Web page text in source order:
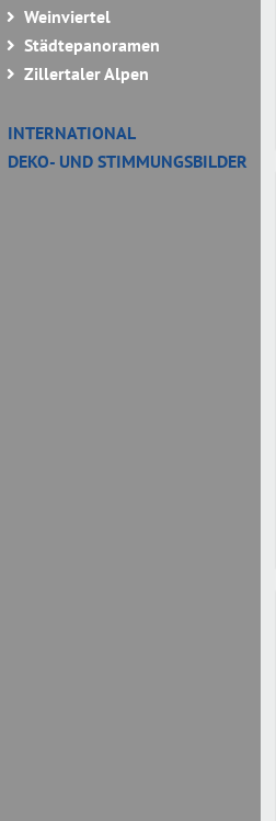
Weinviertel
Städtepanoramen
Zillertaler Alpen
INTERNATIONAL
DEKO- UND STIMMUNGSBILDER